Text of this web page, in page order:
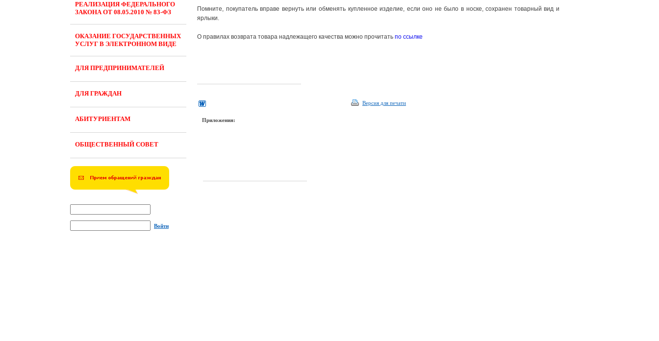
РЕАЛИЗАЦИЯ ФЕДЕРАЛЬНОГО
ЗАКОНА ОТ 08.05.2010 № 83-ФЗ
ОКАЗАНИЕ ГОСУДАРСТВЕННЫХ
УСЛУГ В ЭЛЕКТРОННОМ ВИДЕ
ДЛЯ ПРЕДПРИНИМАТЕЛЕЙ
ДЛЯ ГРАЖДАН
АБИТУРИЕНТАМ
ОБЩЕСТВЕННЫЙ СОВЕТ
Войти
Помните, покупатель вправе вернуть или обменять купленное изделие, если оно не было в носке, сохранен товарный вид и
ярлыки.
О правилах возврата товара надлежащего качества можно прочитать по ссылке
Версия для печати
Приложения: